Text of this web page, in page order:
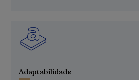
Adaptabilidade